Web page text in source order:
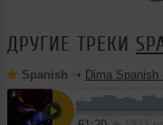
ДРУГИЕ ТРЕКИ
Spanish ➝ Dima